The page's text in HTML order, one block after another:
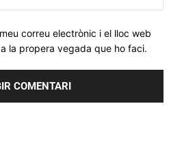
web:
correu electrònic i el lloc web
la propera vegada que ho faci.